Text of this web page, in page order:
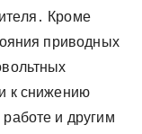
Кроме
приводных
к снижению
и другим